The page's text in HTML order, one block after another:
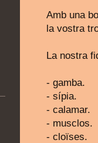
Amb una
la vostra
La nostra
-
- sípia.
- calamar.
- musclos.
-